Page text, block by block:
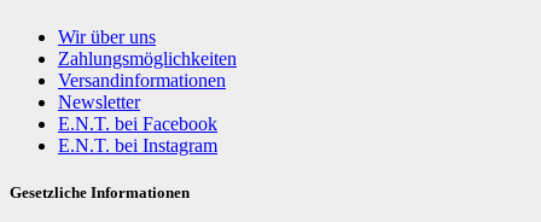
Wir über uns
Zahlungsmöglichkeiten
Versandinformationen
Newsletter
E.N.T. bei Facebook
E.N.T. bei Instagram
Gesetzliche Informationen